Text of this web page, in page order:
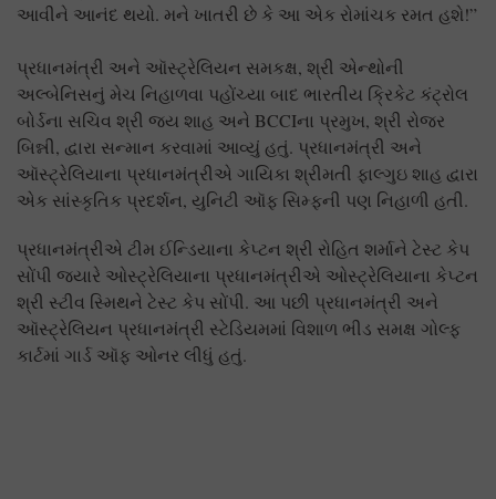
આવીને આનંદ થયો. મને ખાતરી છે કે આ એક રોમાંચક રમત હશે!”
પ્રધાનમંત્રી અને ઑસ્ટ્રેલિયન સમકક્ષ, શ્રી એન્થોની
અલ્બેનિસનું મેચ નિહાળવા પહોંચ્યા બાદ ભારતીય ક્રિકેટ કંટ્રોલ
બોર્ડના સચિવ શ્રી જય શાહ અને BCCIના પ્રમુખ, શ્રી રોજર
બિન્ની, દ્વારા સન્માન કરવામાં આવ્યું હતું. પ્રધાનમંત્રી અને
ઑસ્ટ્રેલિયાના પ્રધાનમંત્રીએ ગાયિકા શ્રીમતી ફાલ્ગુઇ શાહ દ્વારા
એક સાંસ્કૃતિક પ્રદર્શન, યુનિટી ઑફ સિમ્ફની પણ નિહાળી હતી.
પ્રધાનમંત્રીએ ટીમ ઈન્ડિયાના કેપ્ટન શ્રી રોહિત શર્માને ટેસ્ટ કેપ
સોંપી જ્યારે ઓસ્ટ્રેલિયાના પ્રધાનમંત્રીએ ઓસ્ટ્રેલિયાના કેપ્ટન
શ્રી સ્ટીવ સ્મિથને ટેસ્ટ કેપ સોંપી. આ પછી પ્રધાનમંત્રી અને
ઑસ્ટ્રેલિયન પ્રધાનમંત્રી સ્ટેડિયમમાં વિશાળ ભીડ સમક્ષ ગોલ્ફ
કાર્ટમાં ગાર્ડ ઑફ ઓનર લીધું હતું.